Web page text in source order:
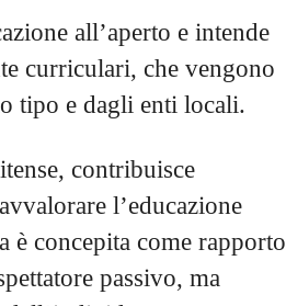
all’aperto e intende
curriculari, che vengono
tipo e dagli enti locali.
contribuisce
l’educazione
è concepita come rapporto
passivo, ma